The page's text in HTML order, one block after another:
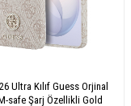
Ultra Kılıf Guess Orjinal
safe Şarj Özellikli Gold